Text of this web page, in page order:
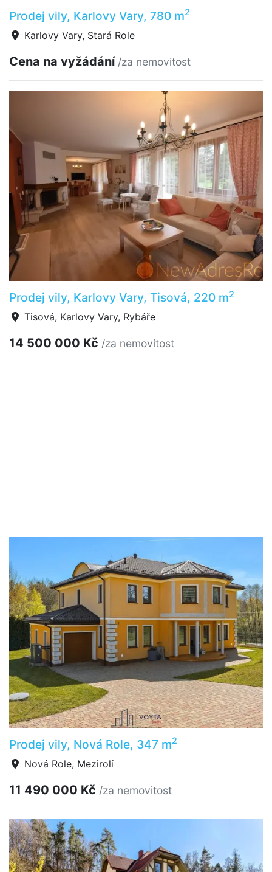
Prodej vily, Karlovy Vary, 780 m2
Karlovy Vary, Stará Role
Cena na vyžádání /za nemovitost
Prodej vily, Karlovy Vary, Tisová, 220 m2
Tisová, Karlovy Vary, Rybáře
14 500 000 Kč /za nemovitost
Prodej vily, Nová Role, 347 m2
Nová Role, Mezirolí
11 490 000 Kč /za nemovitost